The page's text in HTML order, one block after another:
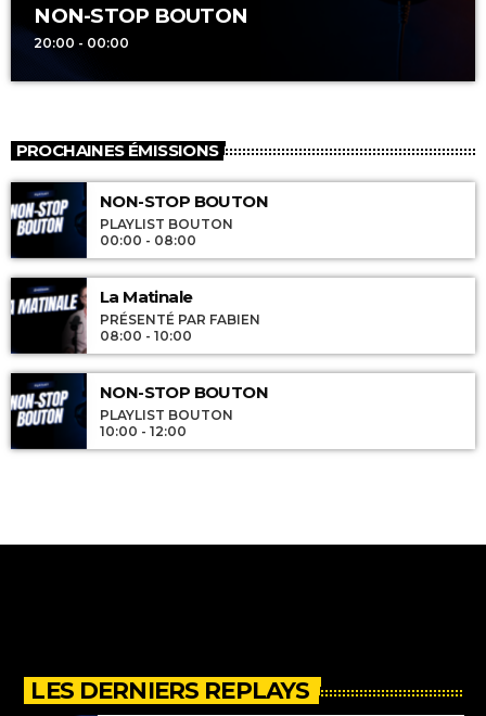
NON-STOP BOUTON
20:00 - 00:00
PROCHAINES ÉMISSIONS
NON-STOP BOUTON
PLAYLIST BOUTON
00:00 - 08:00
La Matinale
PRÉSENTÉ PAR FABIEN
08:00 - 10:00
NON-STOP BOUTON
PLAYLIST BOUTON
10:00 - 12:00
LES DERNIERS REPLAYS